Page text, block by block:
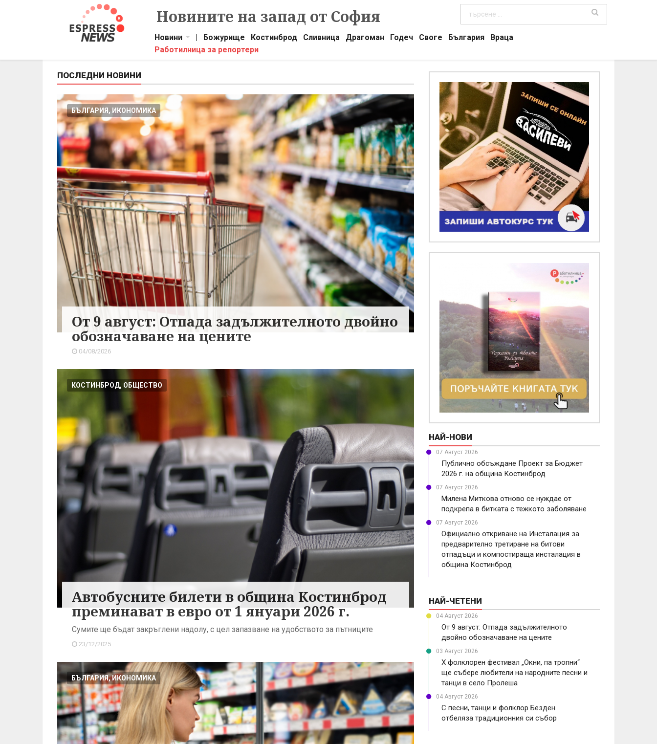
Новините на запад от София
Новини | Божурище Костинброд Сливница Драгоман Годеч Своге България
Враца
Работилница за репортери
ПОСЛЕДНИ НОВИНИ
БЪЛГАРИЯ, ИКОНОМИКА
От 9 август: Отпада задължителното двойно
обозначаване на цените
04/08/2026
КОСТИНБРОД, ОБЩЕСТВО
Автобусните билети в община Костинброд
преминават в евро от 1 януари 2026 г.
Сумите ще бъдат закръглени надолу, с цел запазване на удобството за пътниците
23/12/2025
БЪЛГАРИЯ, ИКОНОМИКА
НАЙ-НОВИ
07 Август 2026
Публично обсъждане Проект за Бюджет
2026 г. на община Костинброд
07 Август 2026
Милена Миткова отново се нуждае от
подкрепа в битката с тежкото заболяване
07 Август 2026
Официално откриване на Инсталация за
предварително третиране на битови
отпадъци и компостираща инсталация в
община Костинброд
НАЙ-ЧЕТЕНИ
04 Август 2026
От 9 август: Отпада задължителното
двойно обозначаване на цените
03 Август 2026
X фолклорен фестивал „Окни, па тропни“
ще събере любители на народните песни и
танци в село Пролеша
04 Август 2026
С песни, танци и фолклор Безден
отбеляза традиционния си събор